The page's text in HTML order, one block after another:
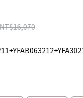
NT$16,070